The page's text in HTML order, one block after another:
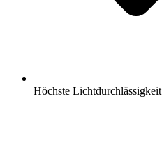
Höchste Lichtdurchlässigkeit